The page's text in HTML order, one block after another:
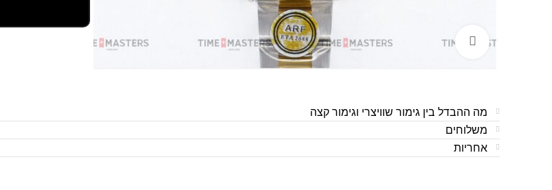
לחצו להגדלה
מה ההבדל בין גימור שוויצרי וגימור קצה
משלוחים
אחריות